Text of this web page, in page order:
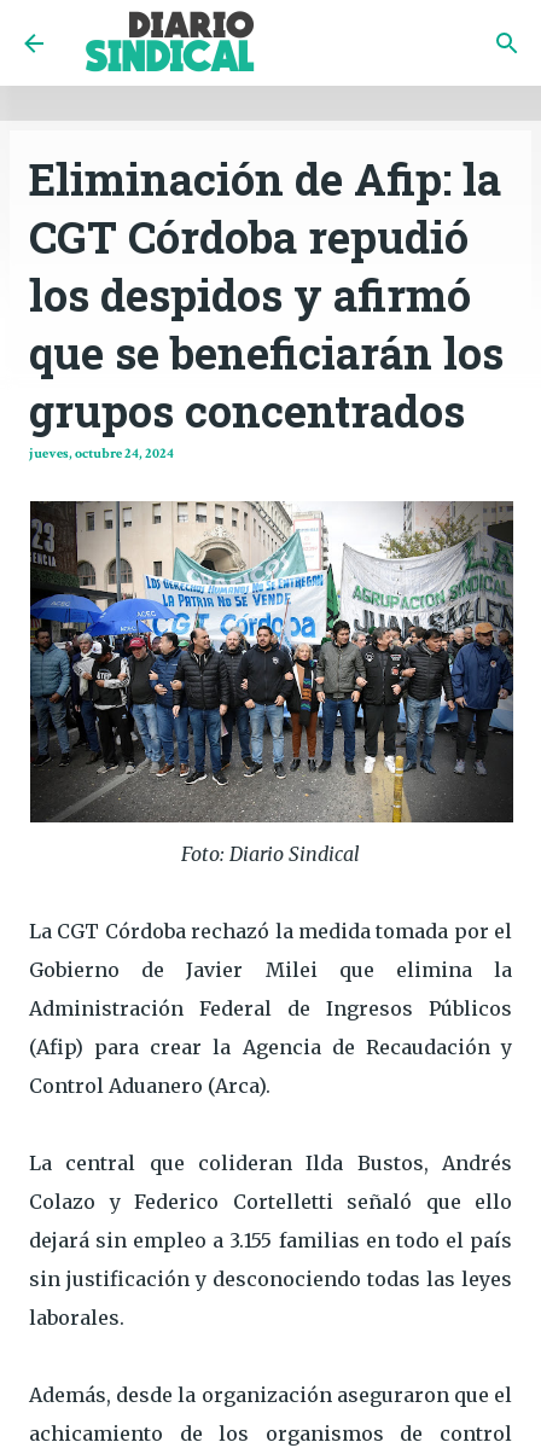
INICIO CÓRDOBA
Ir al contenido principal
Eliminación de Afip: la
CGT Córdoba repudió
los despidos y afirmó
que se beneficiarán los
grupos concentrados
jueves, octubre 24, 2024
Foto: Diario Sindical
La CGT Córdoba rechazó la medida tomada por el
Gobierno de Javier Milei que elimina la
Administración Federal de Ingresos Públicos
(Afip) para crear la Agencia de Recaudación y
Control Aduanero (Arca).
La central que colideran Ilda Bustos, Andrés
Colazo y Federico Cortelletti señaló que ello
dejará sin empleo a 3.155 familias en todo el país
sin justificación y desconociendo todas las leyes
laborales.
Además, desde la organización aseguraron que el
achicamiento de los organismos de control